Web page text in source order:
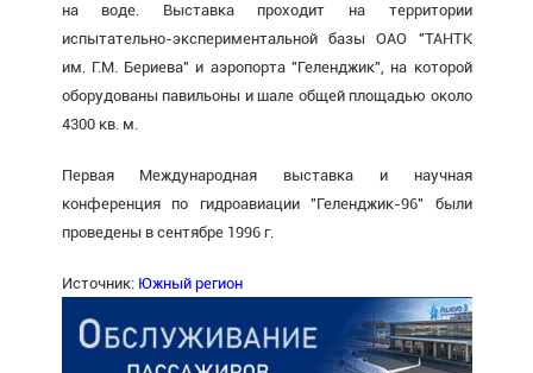
на воде. Выставка проходит на территории
испытательно-экспериментальной базы ОАО "ТАНТК
им. Г.М. Бериева" и аэропорта "Геленджик", на которой
оборудованы павильоны и шале общей площадью около
4300 кв. м.
Первая Международная выставка и научная
конференция по гидроавиации "Геленджик-96" были
проведены в сентябре 1996 г.
Источник: Южный регион